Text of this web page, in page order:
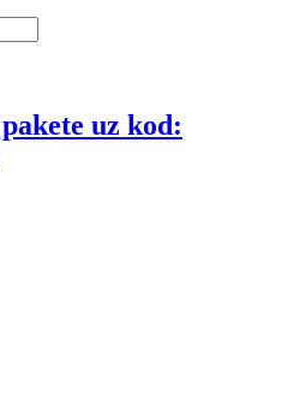
uz kod: